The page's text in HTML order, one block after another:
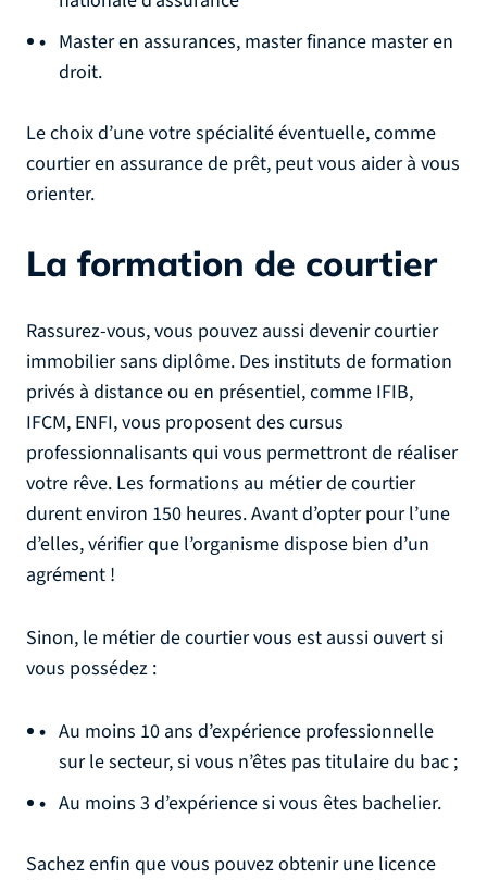
Master en assurances, master finance master en
droit.
Le choix d’une votre spécialité éventuelle, comme
courtier en assurance de prêt, peut vous aider à vous
orienter.
La formation de courtier
Rassurez-vous, vous pouvez aussi devenir courtier
immobilier sans diplôme. Des instituts de formation
privés à distance ou en présentiel, comme IFIB,
IFCM, ENFI, vous proposent des cursus
professionnalisants qui vous permettront de réaliser
votre rêve. Les formations au métier de courtier
durent environ 150 heures. Avant d’opter pour l’une
d’elles, vérifier que l’organisme dispose bien d’un
agrément !
Sinon, le métier de courtier vous est aussi ouvert si
vous possédez :
Au moins 10 ans d’expérience professionnelle
sur le secteur, si vous n’êtes pas titulaire du bac ;
Au moins 3 d’expérience si vous êtes bachelier.
Sachez enfin que vous pouvez obtenir une licence